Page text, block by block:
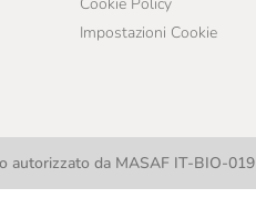
Impostazioni Cookie
autorizzato da MASAF IT-BIO-019